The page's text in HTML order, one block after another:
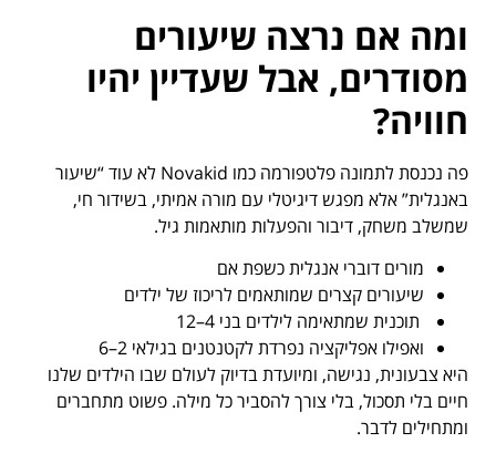
ומה אם נרצה שיעורים
מסודרים, אבל שעדיין יהיו
חוויה?
פה נכנסת לתמונה פלטפורמה כמו Novakid לא עוד “שיעור
באנגלית” אלא מפגש דיגיטלי עם מורה אמיתי, בשידור חי,
שמשלב משחק, דיבור והפעלות מותאמות גיל.
מורים דוברי אנגלית כשפת אם
שיעורים קצרים שמותאמים לריכוז של ילדים
תוכנית שמתאימה לילדים בני 4–12
ואפילו אפליקציה נפרדת לקטנטנים בגילאי 2–6
היא צבעונית, נגישה, ומיועדת בדיוק לעולם שבו הילדים שלנו
חיים בלי תסכול, בלי צורך להסביר כל מילה. פשוט מתחברים
ומתחילים לדבר.